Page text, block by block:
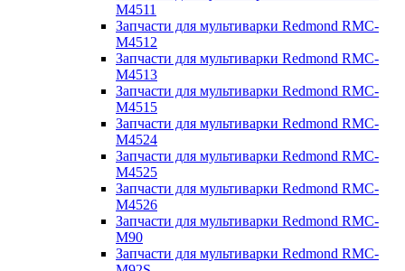
M4511
Запчасти для мультиварки Redmond RMC-
M4512
Запчасти для мультиварки Redmond RMC-
M4513
Запчасти для мультиварки Redmond RMC-
M4515
Запчасти для мультиварки Redmond RMC-
M4524
Запчасти для мультиварки Redmond RMC-
M4525
Запчасти для мультиварки Redmond RMC-
M4526
Запчасти для мультиварки Redmond RMC-
M90
Запчасти для мультиварки Redmond RMC-